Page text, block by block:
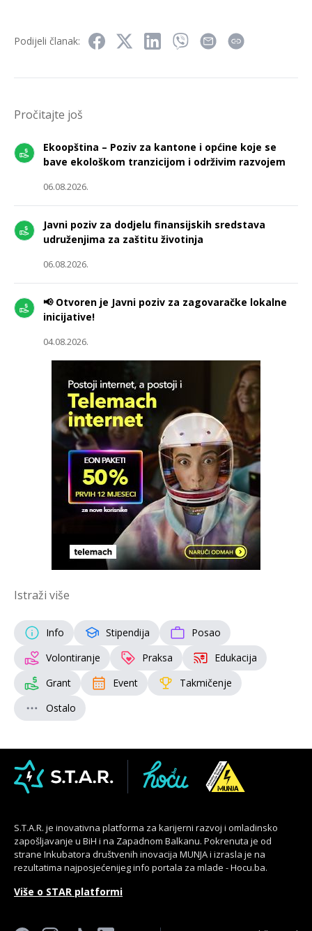
Podijeli članak:
Pročitajte još
Ekoopština – Poziv za kantone i općine koje se
bave ekološkom tranzicijom i održivim razvojem
06.08.2026.
Javni poziv za dodjelu finansijskih sredstava
udruženjima za zaštitu životinja
06.08.2026.
📢 Otvoren je Javni poziv za zagovaračke lokalne
inicijative!
04.08.2026.
Istraži više
Info Stipendija
Posao
Volontiranje
Praksa
Edukacija
Grant
Event
Takmičenje
Ostalo
S.T.A.R. je inovativna platforma za karijerni razvoj i omladinsko
zapošljavanje u BiH i na Zapadnom Balkanu. Pokrenuta je od
strane Inkubatora društvenih inovacija MUNJA i izrasla je na
rezultatima najposjećenijeg info portala za mlade - Hocu.ba.
Više o STAR platformi